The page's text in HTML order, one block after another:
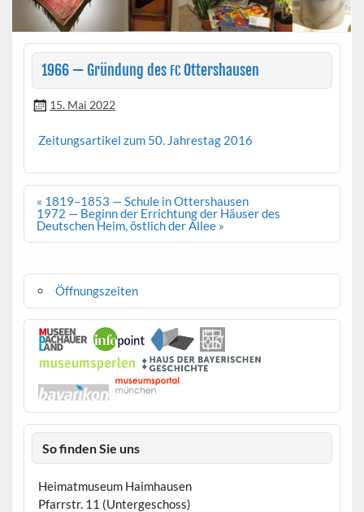
1966 — Gründung des FCOttershausen
15. Mai 2022
Zeitungsar­tikel zum 50. Jahrestag 2016
Beitragsnavigation
« 1819–1853 — Schule in Ottershausen
1972 — Beginn der Errichtung der Häuser des
Deutschen Heim, östlich der Allee »
Öffnungszeiten
So finden Sie uns
Heimatmuseum Haimhausen
Pfarrstr. 11 (Untergeschoss)